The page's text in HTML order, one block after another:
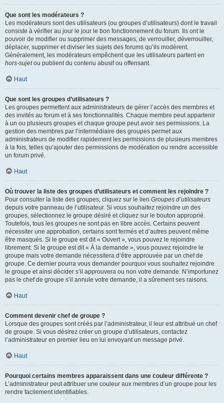
Que sont les modérateurs ?
Les modérateurs sont des utilisateurs (ou groupes d’utilisateurs) dont le travail
consiste à vérifier au jour le jour le bon fonctionnement du forum. Ils ont le
pouvoir de modifier ou supprimer des messages, de verrouiller, déverrouiller,
déplacer, supprimer et diviser les sujets des forums qu’ils modèrent.
Généralement, les modérateurs empêchent que les utilisateurs partent en
hors-sujetou publient du contenu abusif ou offensant.
Haut
Que sont les groupes d’utilisateurs ?
Les groupes permettent aux administrateurs de gérer l’accès des membres et
des invités au forum et à ses fonctionnalités. Chaque membre peut appartenir
à un ou plusieurs groupes et chaque groupe peut avoir ses permissions. La
gestion des membres par l’intermédiaire des groupes permet aux
administrateurs de modifier rapidement les permissions de plusieurs membres
à la fois, telles qu’ajouter des permissions de modération ou rendre accessible
un forum privé.
Haut
Où trouver la liste des groupes d’utilisateurs et comment les rejoindre ?
Pour consulter la liste des groupes, cliquez sur le lien Groupes d’utilisateurs
depuis votre panneau de l’utilisateur. Si vous souhaitez rejoindre un des
groupes, sélectionnez le groupe désiré et cliquez sur le bouton approprié.
Toutefois, tous les groupes ne sont pas en libre accès. Certains peuvent
nécessiter une approbation, certains sont fermés et d’autres peuvent même
être masqués. Si le groupe est dit « Ouvert », vous pouvez le rejoindre
librement. Si le groupe est dit « À la demande », vous pouvez rejoindre le
groupe mais votre demande nécessitera d’être approuvée par un chef de
groupe. Ce dernier pourra vous demander pourquoi vous souhaitez rejoindre
le groupe et ainsi décider s’il approuvera ou non votre demande. N’importunez
pas le chef de groupe s’il annule votre demande, il a sûrement ses raisons.
Haut
Comment devenir chef de groupe ?
Lorsque des groupes sont créés par l’administrateur, il leur est attribué un chef
de groupe. Si vous désirez créer un groupe d’utilisateurs, contactez
l’administrateur en premier lieu en lui envoyant un message privé.
Haut
Pourquoi certains membres apparaissent dans une couleur différente ?
L’administrateur peut attribuer une couleur aux membres d’un groupe pour les
rendre facilement identifiables.